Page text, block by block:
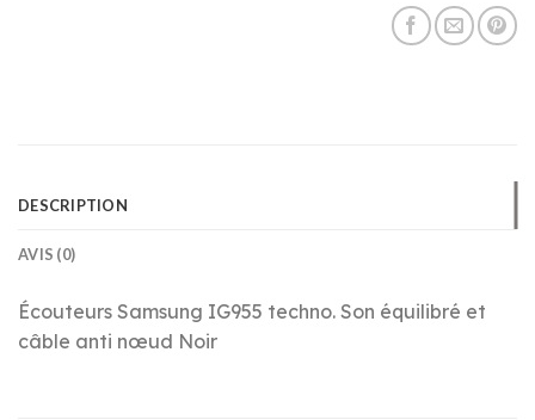
DESCRIPTION
AVIS (0)
Écouteurs Samsung IG955 techno. Son équilibré et
câble anti nœud Noir